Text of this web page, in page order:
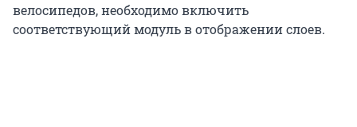
велосипедов, необходимо включить
соответствующий модуль в отображении слоев.